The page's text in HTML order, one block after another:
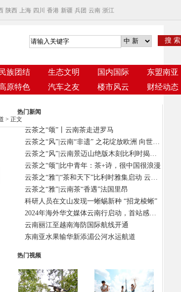
陕西 上海 四川 香港 新疆 兵团 云南 浙江
搜 索
民族团结 生态文明 国内国际
东盟南亚
原特色 汽车之友 楼市风云 财经动态
> 正文
热门新闻
云茶之“颂”丨云南茶走进罗马
云茶之“风”|云南“非遗” 之花绽放欧洲 向世界发出“景迈之约”
云茶之“风”|云南景迈山绝版木刻比利时揭幕 以“有形”版画绘“无象”茶意
云茶之“颂”|比中青年：茶+诗，很中国很浪漫
云茶之“雅”|“茶和天下”比利时雅集启动 云南茶在“欧洲心脏”演绎风雅颂
云茶之“雅”|云南茶“香遇”法国里昂
科研人员在文山发现一蜥蜴新种 “招龙棱蜥”
2024年海外华文媒体云南行启动，首站感受春城独特气质
云南丽江至越南海防国际航线开通
东南亚水果输华新添湄公河水运航道
热门视频